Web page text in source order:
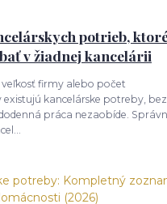
potrieb,
v žiadnej kancelárii
veľkosť firmy alebo počet
existujú kancelárske potreby, bez
práca nezaobíde.